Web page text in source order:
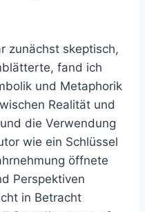
zunächst skeptisch,
fand ich
und Metaphorik
Realität und
die Verwendung
wie ein Schlüssel
öffnete
Perspektiven
in Betracht